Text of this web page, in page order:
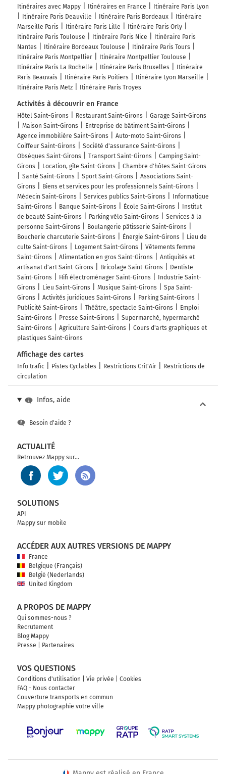
Itinéraires avec Mappy Itinéraires en France
Itinéraire Paris Lyon
Itinéraire Paris Deauville
Itinéraire Paris Bordeaux
Itinéraire
Marseille Paris
Itinéraire Paris Lille
Itinéraire Paris Orly
Itinéraire Paris Toulouse
Itinéraire Paris Nice
Itinéraire Paris
Nantes
Itinéraire Bordeaux Toulouse
Itinéraire Paris Tours
Itinéraire Paris Montpellier
Itinéraire Montpellier Toulouse
Itinéraire Paris La Rochelle
Itinéraire Paris Bruxelles
Itinéraire
Paris Beauvais
Itinéraire Paris Poitiers
Itinéraire Lyon Marseille
Itinéraire Paris Metz
Itinéraire Paris Troyes
Activités à découvrir en France
Hôtel Saint-Girons Restaurant Saint-Girons
Garage Saint-Girons
Maison Saint-Girons
Entreprise de bâtiment Saint-Girons
Agence immobilière Saint-Girons
Auto-moto Saint-Girons
Coiffeur Saint-Girons
Société d'assurance Saint-Girons
Obsèques Saint-Girons
Transport Saint-Girons
Camping Saint-
Girons
Location, gîte Saint-Girons
Chambre d'hôtes Saint-Girons
Santé Saint-Girons
Sport Saint-Girons
Associations Saint-
Girons
Biens et services pour les professionnels Saint-Girons
Médecin Saint-Girons
Services publics Saint-Girons
Informatique
Saint-Girons
Banque Saint-Girons École Saint-Girons
Institut
de beauté Saint-Girons
Parking vélo Saint-Girons
Services à la
personne Saint-Girons
Boulangerie pâtisserie Saint-Girons
Boucherie charcuterie Saint-Girons
Énergie Saint-Girons
Lieu de
culte Saint-Girons
Logement Saint-Girons
Vêtements femme
Saint-Girons
Alimentation en gros Saint-Girons
Antiquités et
artisanat d'art Saint-Girons
Bricolage Saint-Girons
Dentiste
Saint-Girons
Hifi électroménager Saint-Girons
Industrie Saint-
Girons
Lieu Saint-Girons Musique Saint-Girons
Spa Saint-
Girons
Activités juridiques Saint-Girons
Parking Saint-Girons
Publicité Saint-Girons
Théâtre, spectacle Saint-Girons
Emploi
Saint-Girons
Presse Saint-Girons
Supermarché, hypermarché
Saint-Girons
Agriculture Saint-Girons
Cours d'arts graphiques et
plastiques Saint-Girons
Affichage des cartes
Info trafic Pistes Cyclables Restrictions Crit'Air
Restrictions de
circulation
Infos, aide
Besoin d'aide ?
ACTUALITÉ
Retrouvez Mappy sur...
SOLUTIONS
API
Mappy sur mobile
ACCÉDER AUX AUTRES VERSIONS DE MAPPY
France
Belgique (Français)
België (Nederlands)
United Kingdom
A PROPOS DE MAPPY
Qui sommes-nous ?
Recrutement
Blog Mappy
Presse
Partenaires
VOS QUESTIONS
Conditions d'utilisation Vie privée
Cookies
FAQ - Nous contacter
Couverture transports en commun
Mappy photographie votre ville